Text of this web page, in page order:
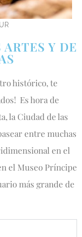
Y DE
histórico, te
Es hora de
la Ciudad de las
entre muchas
en el
el Museo Príncipe
más grande de